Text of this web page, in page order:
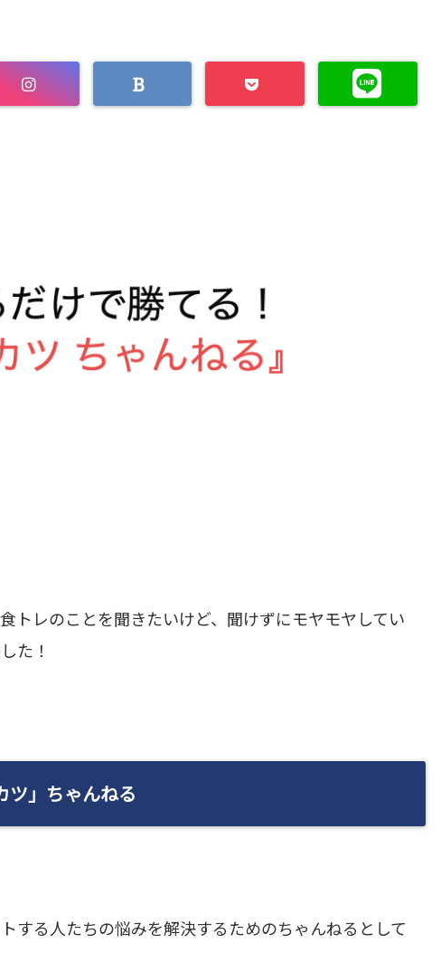
トレのことを聞きたいけど、聞けずにモヤモヤしてい
た！
ツ」ちゃんねる
する人たちの悩みを解決するためのちゃんねるとして